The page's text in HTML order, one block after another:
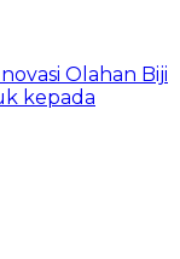
Olahan Biji
kepada